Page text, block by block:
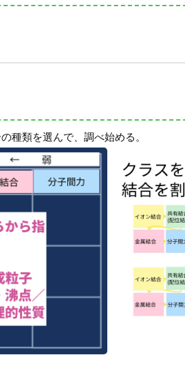
種類を選んで、調べ始める。